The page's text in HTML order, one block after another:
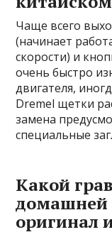
Чаще всего
(начинает
скорости) и
очень быстро
двигателя,
Dremel щетки
замена
специальные
Какой
домашней
оригинал